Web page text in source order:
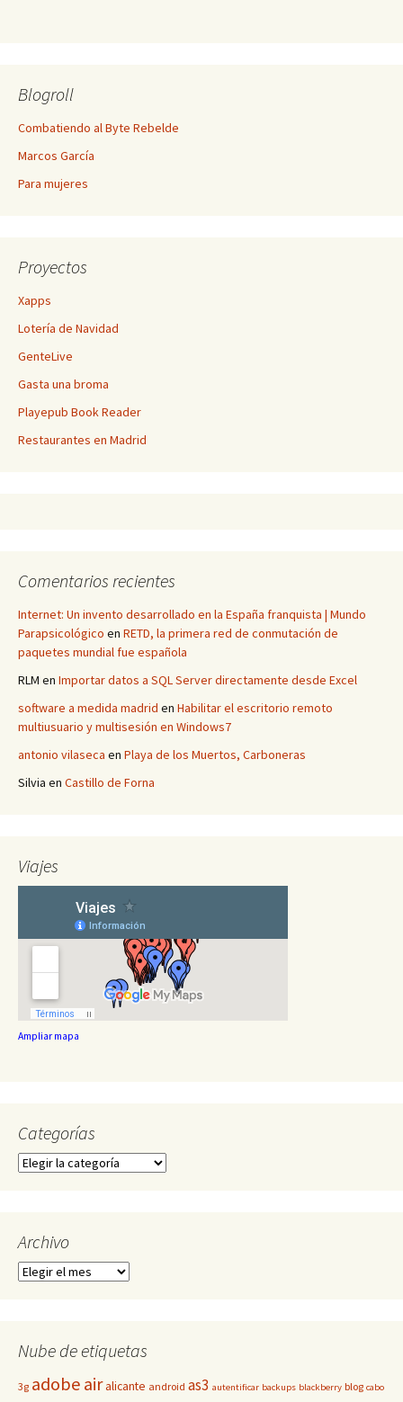
Blogroll
Combatiendo al Byte Rebelde
Marcos García
Para mujeres
Proyectos
Xapps
Lotería de Navidad
GenteLive
Gasta una broma
Playepub Book Reader
Restaurantes en Madrid
Comentarios recientes
Internet: Un invento desarrollado en la España franquista | Mundo
Parapsicológico en RETD, la primera red de conmutación de
paquetes mundial fue española
RLM en Importar datos a SQL Server directamente desde Excel
software a medida madrid en Habilitar el escritorio remoto
multiusuario y multisesión en Windows7
antonio vilaseca en Playa de los Muertos, Carboneras
Silvia en Castillo de Forna
Viajes
Ampliar mapa
Categorías
Categorías
Archivo
Archivo
Nube de etiquetas
3g adobe airalicante android as3 autentificar backups blackberry blog cabo